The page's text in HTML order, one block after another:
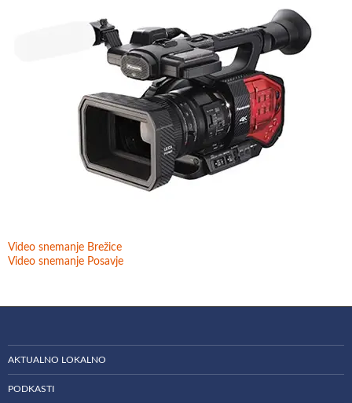
Video snemanje Brežice
Video snemanje Posavje
AKTUALNO LOKALNO
PODKASTI